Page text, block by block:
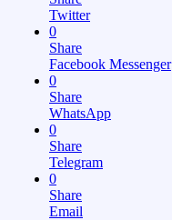
Twitter
0
Share
Facebook Messenger
0
Share
WhatsApp
0
Share
Telegram
0
Share
Email